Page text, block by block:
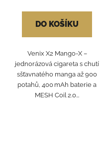
DO KOŠÍKU
Venix X2 Mango‑X –
jednorázová cigareta s chutí
sšťavnatého manga až 900
potahů, 400 mAh baterie a
MESH Coil 2.0...